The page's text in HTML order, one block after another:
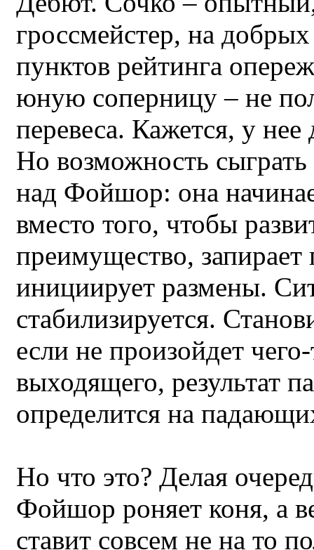
гроссмейстер, на добрых
пунктов рейтинга
юную соперницу – не
перевеса. Кажется, у
Но возможность
над Фойшор: она
вместо того, чтобы
преимущество,
инициирует размены.
стабилизируется.
если не произойдет
выходящего, результат
определится на
Но что это? Делая
Фойшор роняет коня, а
ставит совсем не на то